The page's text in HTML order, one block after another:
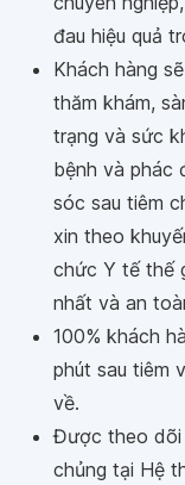
đau hiệu quả
Khách hàng
thăm khám,
trạng và sức
bệnh và phác
sóc sau tiêm
xin theo
chức Y tế thế
nhất và an
100% khách
phút sau tiêm
về.
Được theo dõi
chủng tại Hệ